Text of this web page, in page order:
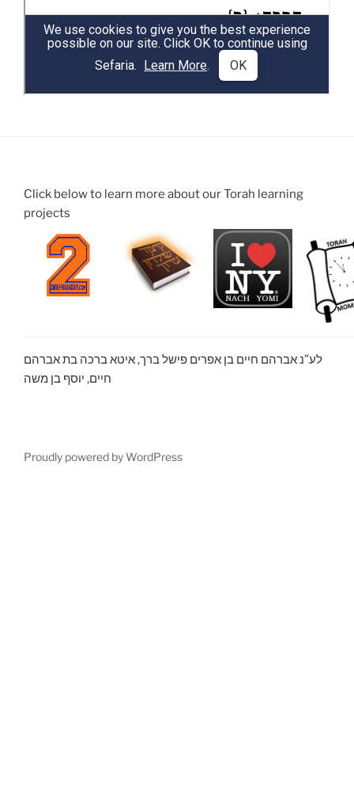
Click below to learn more about our Torah learning
projects
לע”נ אברהם חיים בן אפרים פישל ברך, איטא ברכה בת אברהם
חיים, יוסף בן משה
Proudly powered by WordPress